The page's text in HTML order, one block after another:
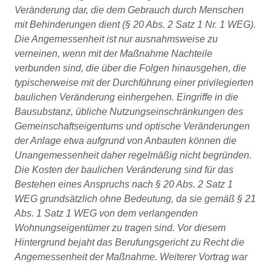
Veränderung dar, die dem Gebrauch durch Menschen
mit Behinderungen dient (§ 20 Abs. 2 Satz 1 Nr. 1 WEG).
Die Angemessenheit ist nur ausnahmsweise zu
verneinen, wenn mit der Maßnahme Nachteile
verbunden sind, die über die Folgen hinausgehen, die
typischerweise mit der Durchführung einer privilegierten
baulichen Veränderung einhergehen. Eingriffe in die
Bausubstanz, übliche Nutzungseinschränkungen des
Gemeinschaftseigentums und optische Veränderungen
der Anlage etwa aufgrund von Anbauten können die
Unangemessenheit daher regelmäßig nicht begründen.
Die Kosten der baulichen Veränderung sind für das
Bestehen eines Anspruchs nach § 20 Abs. 2 Satz 1
WEG grundsätzlich ohne Bedeutung, da sie gemäß § 21
Abs. 1 Satz 1 WEG von dem verlangenden
Wohnungseigentümer zu tragen sind. Vor diesem
Hintergrund bejaht das Berufungsgericht zu Recht die
Angemessenheit der Maßnahme. Weiterer Vortrag war